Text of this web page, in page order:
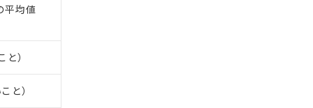
平均値
）
と）